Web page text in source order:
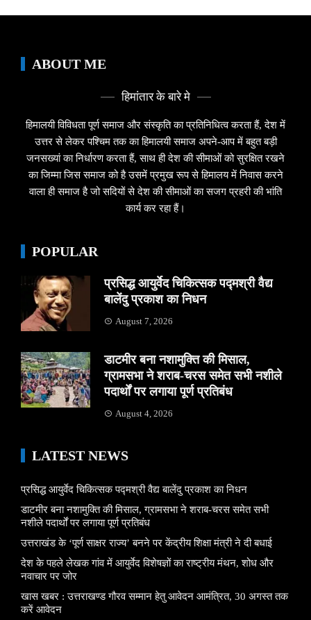
ABOUT ME
हिमांतार के बारे मे
हिमालयी विविधता पूर्ण समाज और संस्कृति का प्रतिनिधित्व करता हैं, देश में
उत्तर से लेकर पश्चिम तक का हिमालयी समाज अपने-आप में बहुत बड़ी
जनसख्यां का निर्धारण करता हैं, साथ ही देश की सीमाओं को सुरक्षित रखने
का जिम्मा जिस समाज को है उसमें प्रमुख रूप से हिमालय में निवास करने
वाला ही समाज है जो सदियों से देश की सीमाओं का सजग प्रहरी की भांति
कार्य कर रहा हैं।
POPULAR
प्रसिद्ध आयुर्वेद चिकित्सक पद्मश्री वैद्य
बालेंदु प्रकाश का निधन
August 7, 2026
डाटमीर बना नशामुक्ति की मिसाल,
ग्रामसभा ने शराब-चरस समेत सभी नशीले
पदार्थों पर लगाया पूर्ण प्रतिबंध
August 4, 2026
LATEST NEWS
प्रसिद्ध आयुर्वेद चिकित्सक पद्मश्री वैद्य बालेंदु प्रकाश का निधन
डाटमीर बना नशामुक्ति की मिसाल, ग्रामसभा ने शराब-चरस समेत सभी
नशीले पदार्थों पर लगाया पूर्ण प्रतिबंध
उत्तराखंड के ‘पूर्ण साक्षर राज्य’ बनने पर केंद्रीय शिक्षा मंत्री ने दी बधाई
देश के पहले लेखक गांव में आयुर्वेद विशेषज्ञों का राष्ट्रीय मंथन, शोध और
नवाचार पर जोर
खास खबर : उत्तराखण्ड गौरव सम्मान हेतु आवेदन आमंत्रित, 30 अगस्त तक
करें आवेदन